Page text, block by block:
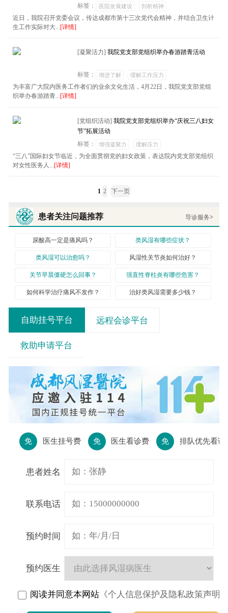
标签：
医院发展建设 剖析精神
近日，我院召开党委会议，传达成都市第十三次党代会精神，并结合卫生计
生工作实际对大...[详情]
[凝聚活力] 我院党支部党组织举办春游踏青活动
标签： 增进了解 缓解工作压力
为丰富广大院内医务工作者们的业余文化生活，4月22日，我院党支部党组
织举办春游踏青...[详情]
[党组织活动] 我院党支部党组织举办“庆祝三八妇女
节”拓展活动
标签：
增强凝聚力 缓解压力
“三八”国际妇女节临近，为全面贯彻党的妇女政策，表达院内党支部党组织
对女性医务人...[详情]
1 2 下一页
患者关注问题推荐 导诊服务>
尿酸高一定是痛风吗？ 类风湿有哪些症状？
类风湿可以治愈吗？ 风湿性关节炎如何治好？
关节早晨僵硬怎么回事？ 强直性脊柱炎有哪些危害？
如何科学治疗痛风不发作？ 治好类风湿需要多少钱？
自助挂号平台 远程会诊平台
救助申请平台
免 医生挂号费 免 医生看诊费 免 排队优先看诊
患者姓名
联系电话
预约时间
预约医生
阅读并同意本网站 《个人信息保护及隐私政策声明